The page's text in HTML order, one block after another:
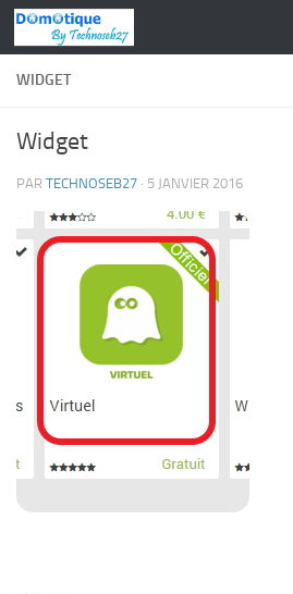
Skip to content
WIDGET
Widget
PAR TECHNOSEB27 · 5 JANVIER 2016